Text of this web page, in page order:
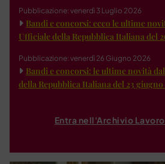
Pubblicazione: venerdì 3 Luglio 2026
Bandi e concorsi: ecco le ultime
Ufficiale della Repubblica Italiana del
Pubblicazione: venerdì 26 Giugno 2026
Bandi e concorsi: le ultime novità
della Repubblica Italiana del 23 giugno
Entra nell'Archivio